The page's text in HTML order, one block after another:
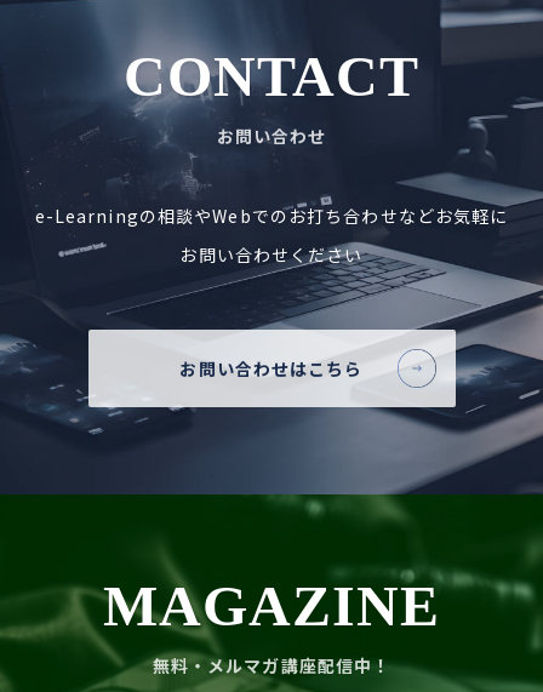
CONTACT
お問い合わせ
e-Learningの相談やWebでのお打ち合わせなどお気軽に
お問い合わせください
お問い合わせはこちら
MAGAZINE
無料・メルマガ講座配信中！